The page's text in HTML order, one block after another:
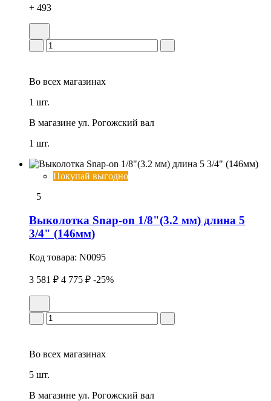
+ 493
Во всех магазинах
1 шт.
В магазине ул. Рогожский вал
1 шт.
Покупай выгодно
5
Выколотка Snap-on 1/8"(3.2 мм) длина 5
3/4" (146мм)
Код товара: N0095
3 581 ₽ 4 775 ₽ -25%
Во всех магазинах
5 шт.
В магазине ул. Рогожский вал